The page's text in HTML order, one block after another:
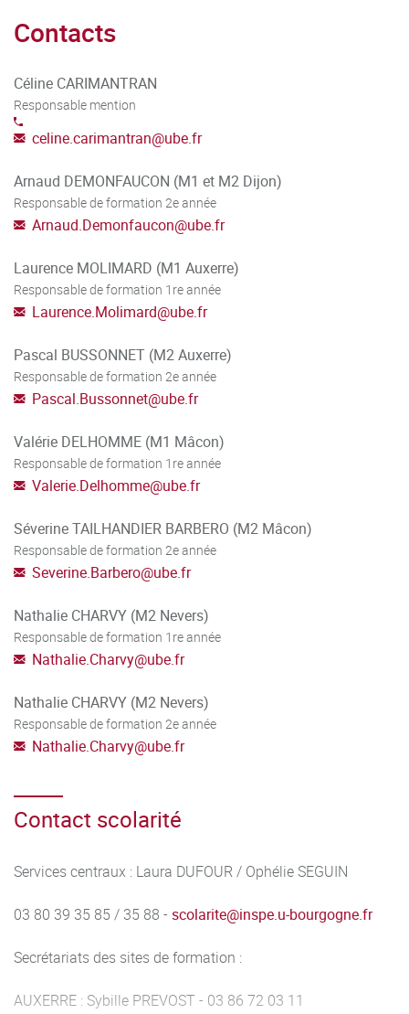
• Coopérer
Contacts
Céline CARIMANTRAN
Responsable mention
celine.carimantran@ube.fr
Arnaud DEMONFAUCON (M1 et M2 Dijon)
Responsable de formation 2e année
Arnaud.Demonfaucon@ube.fr
Laurence MOLIMARD (M1 Auxerre)
Responsable de formation 1re année
Laurence.Molimard@ube.fr
Pascal BUSSONNET (M2 Auxerre)
Responsable de formation 2e année
Pascal.Bussonnet@ube.fr
Valérie DELHOMME (M1 Mâcon)
Responsable de formation 1re année
Valerie.Delhomme@ube.fr
Séverine TAILHANDIER BARBERO (M2 Mâcon)
Responsable de formation 2e année
Severine.Barbero@ube.fr
Nathalie CHARVY (M2 Nevers)
Responsable de formation 1re année
Nathalie.Charvy@ube.fr
Nathalie CHARVY (M2 Nevers)
Responsable de formation 2e année
Nathalie.Charvy@ube.fr
Contact scolarité
Services centraux : Laura DUFOUR / Ophélie SEGUIN
03 80 39 35 85 / 35 88 - scolarite@inspe.u-bourgogne.fr
Secrétariats des sites de formation :
AUXERRE : Sybille PREVOST - 03 86 72 03 11